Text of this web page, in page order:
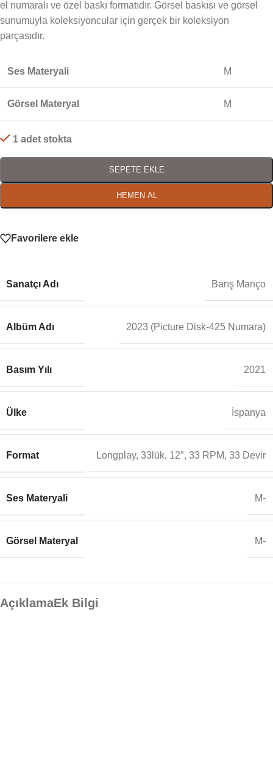
el numaralı ve özel baskı formatıdır. Görsel baskısı ve görsel
sunumuyla koleksiyoncular için gerçek bir koleksiyon
parçasıdır.
Ses Materyali M
Görsel Materyal M
1 adet stokta
SEPETE EKLE
HEMEN AL
Favorilere ekle
Sanatçı Adı Barış Manço
Albüm Adı 2023 (Picture Disk-425 Numara)
Basım Yılı 2021
Ülke İspanya
Format Longplay, 33lük, 12″, 33 RPM, 33 Devir
Ses Materyali M-
Görsel Materyal M-
AçıklamaEk Bilgi